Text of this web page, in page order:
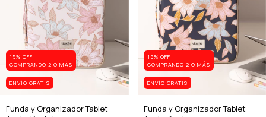
15% OFF
COMPRANDO 2 O MÁS
ENVÍO GRATIS
Funda y Organizador Tablet
15% OFF
COMPRANDO 2 O MÁS
ENVÍO GRATIS
Funda y Organizador Tablet